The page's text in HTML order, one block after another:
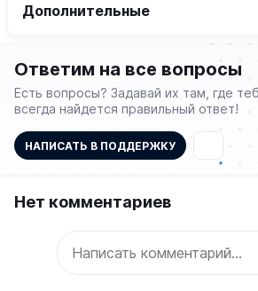
Дополнительные
Ответим на все вопросы
Есть вопросы? Задавай их там, где
всегда найдется правильный ответ!
НАПИСАТЬ В ПОДДЕРЖКУ
Нет комментариев